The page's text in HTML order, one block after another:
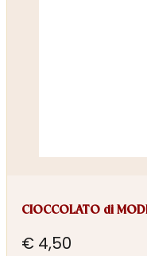
CIOCCOLATO di
€ 4,50